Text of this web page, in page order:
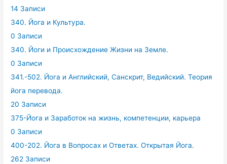
14 Записи
340. Йога и Культура.
0 Записи
340. Йоги и Происхождение Жизни на Земле.
0 Записи
341.-502. Йога и Английский, Санскрит, Ведийский. Теория
йога перевода.
20 Записи
375-Йога и Заработок на жизнь, компетенции, карьера
0 Записи
400-202. Йога в Вопросах и Ответах. Открытая Йога.
262 Записи